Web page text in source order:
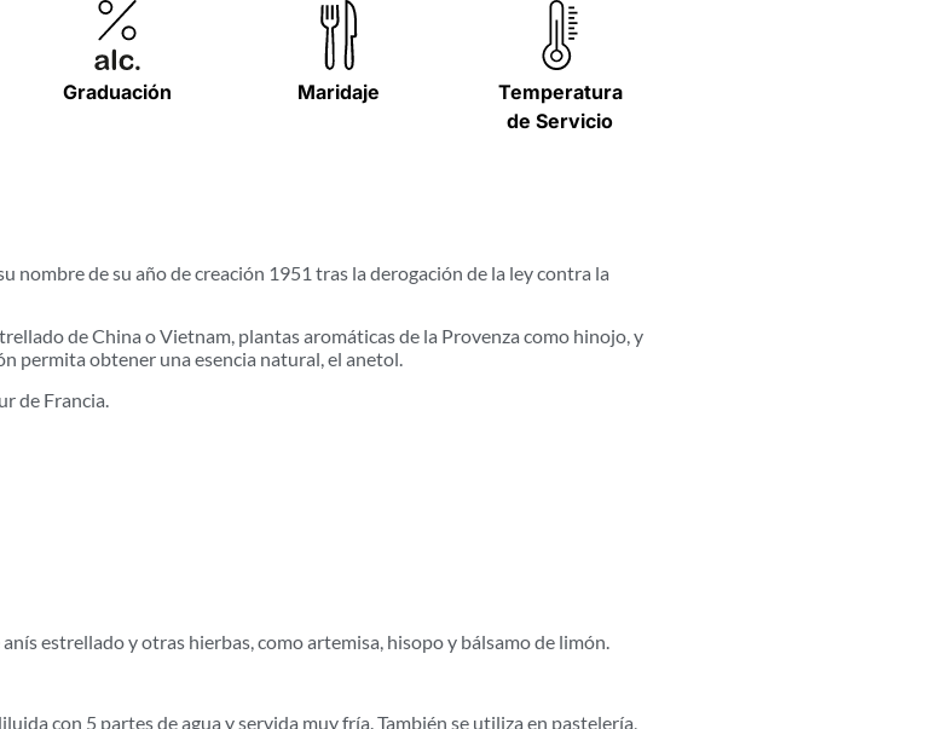
Graduación Maridaje
Temperatura
de Servicio
nombre de su año de creación 1951 tras la derogación de la ley contra la
de China o Vietnam, plantas aromáticas de la Provenza como hinojo, y
permita obtener una esencia natural, el anetol.
de Francia.
estrellado y otras hierbas, como artemisa, hisopo y bálsamo de limón.
con 5 partes de agua y servida muy fría. También se utiliza en pastelería,